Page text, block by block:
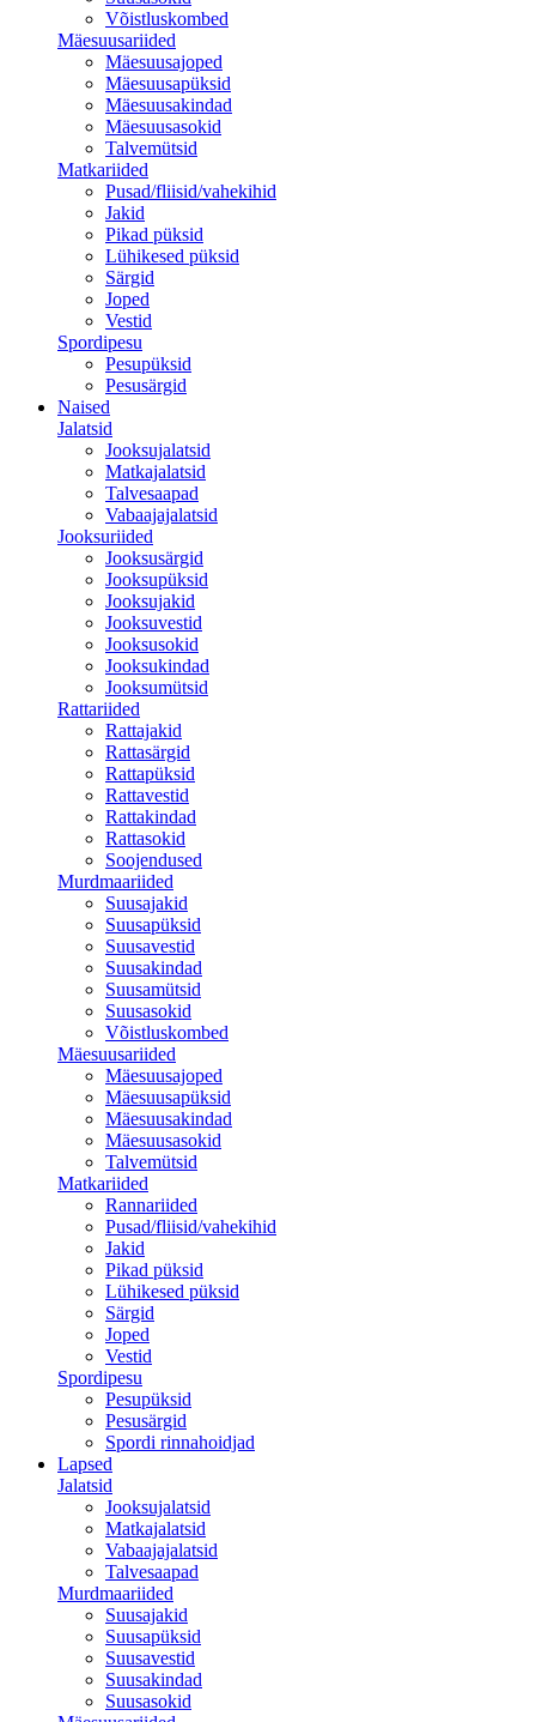
Võistluskombed
Mäesuusariided
Mäesuusajoped
Mäesuusapüksid
Mäesuusakindad
Mäesuusasokid
Talvemütsid
Matkariided
Pusad/fliisid/vahekihid
Jakid
Pikad püksid
Lühikesed püksid
Särgid
Joped
Vestid
Spordipesu
Pesupüksid
Pesusärgid
Naised
Jalatsid
Jooksujalatsid
Matkajalatsid
Talvesaapad
Vabaajajalatsid
Jooksuriided
Jooksusärgid
Jooksupüksid
Jooksujakid
Jooksuvestid
Jooksusokid
Jooksukindad
Jooksumütsid
Rattariided
Rattajakid
Rattasärgid
Rattapüksid
Rattavestid
Rattakindad
Rattasokid
Soojendused
Murdmaariided
Suusajakid
Suusapüksid
Suusavestid
Suusakindad
Suusamütsid
Suusasokid
Võistluskombed
Mäesuusariided
Mäesuusajoped
Mäesuusapüksid
Mäesuusakindad
Mäesuusasokid
Talvemütsid
Matkariided
Rannariided
Pusad/fliisid/vahekihid
Jakid
Pikad püksid
Lühikesed püksid
Särgid
Joped
Vestid
Spordipesu
Pesupüksid
Pesusärgid
Spordi rinnahoidjad
Lapsed
Jalatsid
Jooksujalatsid
Matkajalatsid
Vabaajajalatsid
Talvesaapad
Murdmaariided
Suusajakid
Suusapüksid
Suusavestid
Suusakindad
Suusasokid